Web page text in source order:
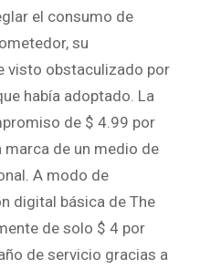
el consumo de
su
visto obstaculizado por
había adoptado. La
de $ 4.99 por
marca de un medio de
A modo de
digital básica de The
de solo $ 4 por
de servicio gracias a